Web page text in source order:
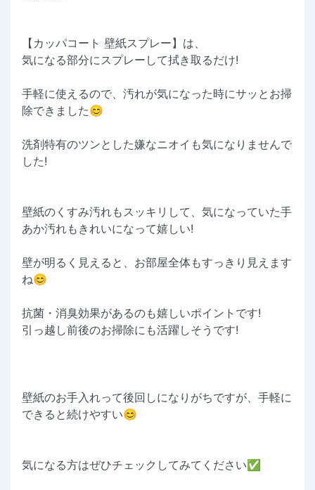
【カッパコート 壁紙スプレー】は、
気になる部分にスプレーして拭き取るだけ!
手軽に使えるので、汚れが気になった時にサッとお掃
除できました😊
洗剤特有のツンとした嫌なニオイも気になりませんで
した!
壁紙のくすみ汚れもスッキリして、気になっていた手
あか汚れもきれいになって嬉しい!
壁が明るく見えると、お部屋全体もすっきり見えます
ね😊
抗菌・消臭効果があるのも嬉しいポイントです!
引っ越し前後のお掃除にも活躍しそうです!
壁紙のお手入れって後回しになりがちですが、手軽に
できると続けやすい😊
気になる方はぜひチェックしてみてください✅️